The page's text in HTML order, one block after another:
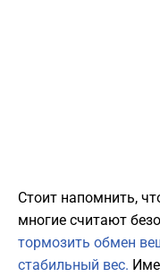
Стоит напомнить,
многие считают
тормозить обмен
стабильный вес.